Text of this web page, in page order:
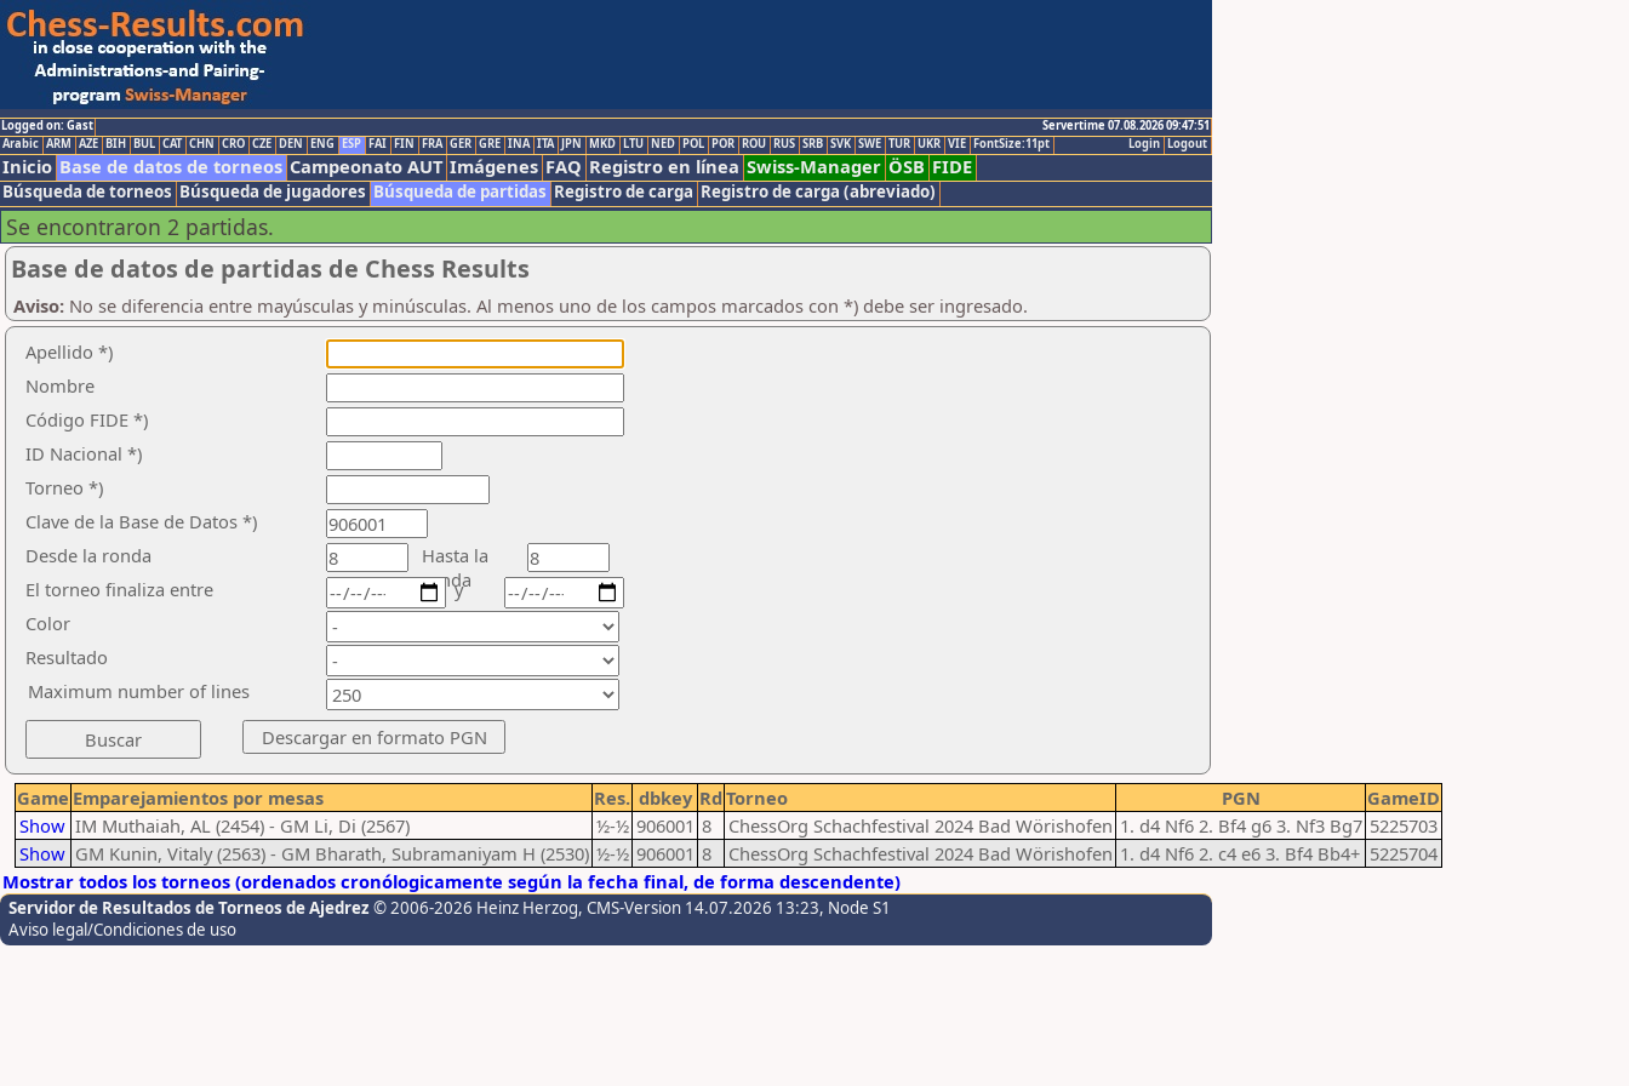
Logged on: Gast
Servertime 07.08.2026 09:47:51
Logout
Login
Arabic ARM AZE BIH BUL CAT CHN CRO CZE DEN ENG ESP FAI FIN FRA GER GRE INA ITA JPN MKD LTU NED POL POR ROU RUS SRB SVK SWE TUR UKR VIE FontSize:11pt
Inicio Base de datos de torneos Campeonato AUT Imágenes FAQ Registro en línea Swiss-Manager ÖSB FIDE
Búsqueda de torneos Búsqueda de jugadores Búsqueda de partidas Registro de carga Registro de carga (abreviado)
Se encontraron 2 partidas.
Base de datos de partidas de Chess Results
Aviso: No se diferencia entre mayúsculas y minúsculas. Al menos uno de los campos marcados con *) debe ser ingresado.
Apellido *)
Nombre
Código FIDE *)
ID Nacional *)
Torneo *)
Clave de la Base de Datos *)
Desde la ronda
Hasta la
ronda
El torneo finaliza entre
Color
Resultado
y
Maximum number of lines
Game Emparejamientos por mesas Res. dbkey Rd Torneo PGN
GameID
Show IM Muthaiah, AL (2454) - GM Li, Di (2567) ½-½ 906001 8 ChessOrg Schachfestival 2024 Bad Wörishofen 1. d4 Nf6 2. Bf4 g6 3. Nf3 Bg7 5225703
Show GM Kunin, Vitaly (2563) - GM Bharath, Subramaniyam H (2530) ½-½ 906001 8 ChessOrg Schachfestival 2024 Bad Wörishofen 1. d4 Nf6 2. c4 e6 3. Bf4 Bb4+ 5225704
Mostrar todos los torneos (ordenados cronólogicamente según la fecha final, de forma descendente)
Servidor de Resultados de Torneos de Ajedrez © 2006-2026 Heinz Herzog, CMS-Version 14.07.2026 13:23, Node S1
Aviso legal/Condiciones de uso